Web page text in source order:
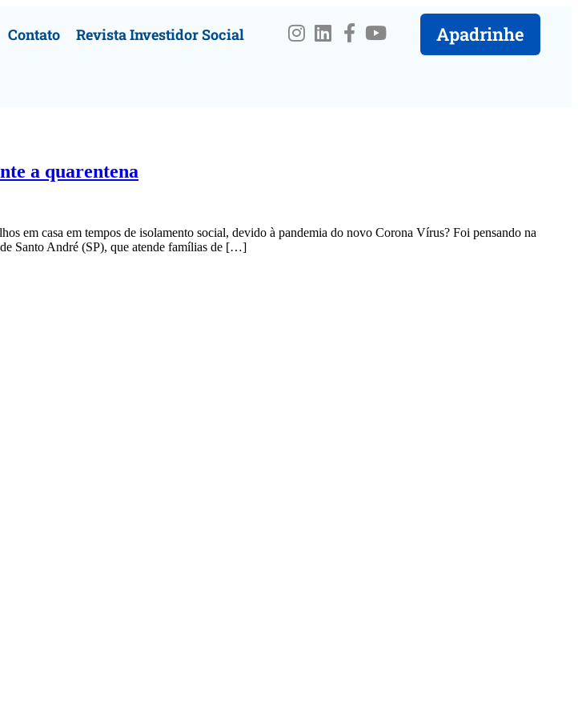
Contato Revista Investidor Social Apadrinhe
a quarentena
em casa em tempos de isolamento social, devido à pandemia do novo Corona Vírus? Foi pensando na
Santo André (SP), que atende famílias de […]